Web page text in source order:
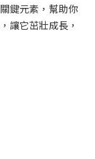
鍵元素，幫助你
讓它茁壯成長，